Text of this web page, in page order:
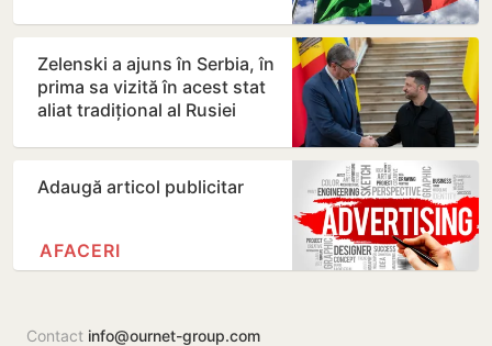
Zelenski a ajuns în Serbia, în
prima sa vizită în acest stat
aliat tradițional al Rusiei
Adaugă articol publicitar
AFACERI
Contact info@ournet-group.com